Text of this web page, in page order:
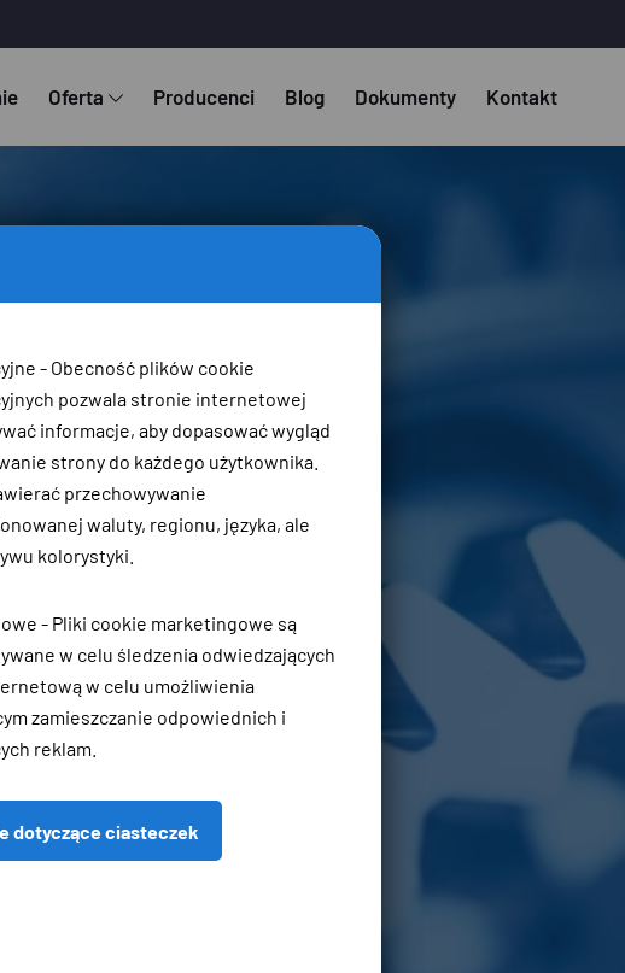
Oferta Producenci Blog Dokumenty Kontakt
- Obecność plików cookie
pozwala stronie internetowej
informacje, aby dopasować wygląd
strony do każdego użytkownika.
przechowywanie
waluty, regionu, języka, ale
kolorystyki.
- Pliki cookie marketingowe są
w celu śledzenia odwiedzających
w celu umożliwienia
zamieszczanie odpowiednich i
reklam.
dotyczące ciasteczek